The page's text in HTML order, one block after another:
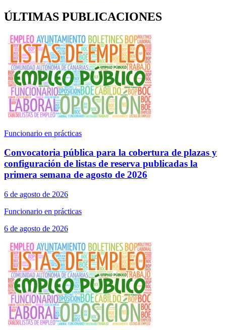
ÚLTIMAS PUBLICACIONES
Funcionario en prácticas
Convocatoria pública para la cobertura de plazas y
configuración de listas de reserva publicadas la
primera semana de agosto de 2026
6 de agosto de 2026
Funcionario en prácticas
6 de agosto de 2026